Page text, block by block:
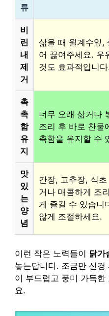
류
비
린
내
제
거
삶을 때 월계수잎,
어 끓여주세요. 우
것도 효과적입니
촉
촉
함
유
지
너무 오래 삶거나
조리 후 바로 찬물
촉함을 유지할 수
맛
있
는
양
념
간장, 고추장, 식
거나 매콤하게 조
게 즐길 수 있습니
않게 조절하세요.
이런 작은 노력들이 닭가
놓는답니다. 조금만 신
이 부드럽고 풍미 가득
요.